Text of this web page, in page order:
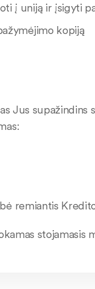
į uniją ir įsigyti
kopiją
Jus
remiantis
stojamasis